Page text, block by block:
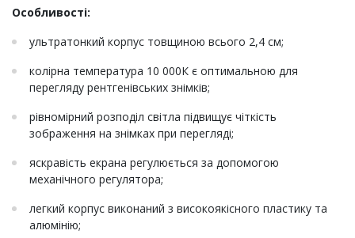
Особливості:
ультратонкий корпус товщиною всього 2,4 см;
колірна температура 10 000К є оптимальною для
перегляду рентгенівських знімків;
рівномірний розподіл світла підвищує чіткість
зображення на знімках при перегляді;
яскравість екрана регулюється за допомогою
механічного регулятора;
легкий корпус виконаний з високоякісного пластику та
алюмінію;